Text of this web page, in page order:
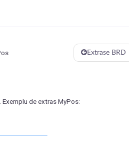
Extrase BRD
de extras MyPos: